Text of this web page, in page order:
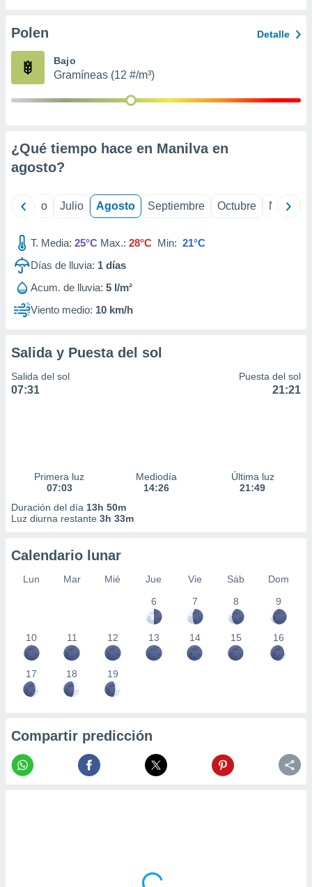
e
mediante
de
1199
Polen Detalle
Bajo
Gramíneas (12 #/m³)
¿Qué tiempo hace en Manilva en
agosto?
Junio Julio Agosto Septiembre Octubre
T. Media: 25°C Max.: 28°C Min: 21°C
Días de lluvia: 1 días
Acum. de lluvia: 5 l/m²
Viento medio: 10 km/h
Salida y Puesta del sol
Salida del sol
07:31
Puesta del sol
21:21
Primera luz
07:03
Mediodía
14:26
Última luz
21:49
Duración del día 13h 50m
Luz diurna restante 3h 33m
Calendario lunar
Lun Mar Mié Jue Vie Sáb
Dom
6
7 8 9
10 11 12 13 14 15 16
17 18 19
Compartir predicción